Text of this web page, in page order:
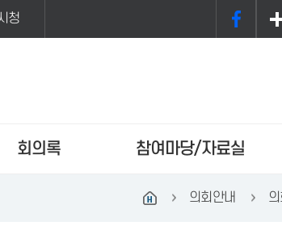
청
회의록 참여마당/자료실
의회안내